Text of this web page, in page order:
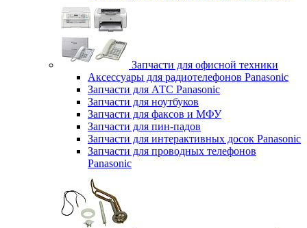
Запчасти для офисной техники
Аксессуары для радиотелефонов Panasonic
Запчасти для АТС Panasonic
Запчасти для ноутбуков
Запчасти для факсов и МФУ
Запчасти для пин-падов
Запчасти для интерактивных досок Panasonic
Запчасти для проводных телефонов
Panasonic